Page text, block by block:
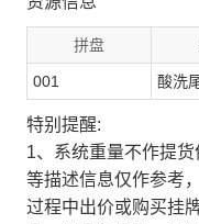
拼盘
001 酸洗
特别提醒:
1、系统重量不作提
等描述信息仅作参考
过程中出价或购买挂